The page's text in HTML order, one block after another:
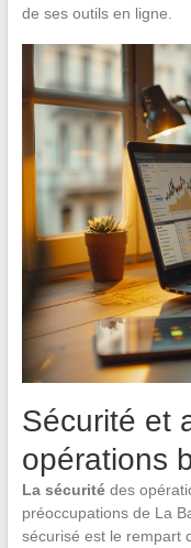
de ses outils en ligne.
Sécurité et
opérations
La sécuritédes
préoccupations de La
sécurisé est le rempart